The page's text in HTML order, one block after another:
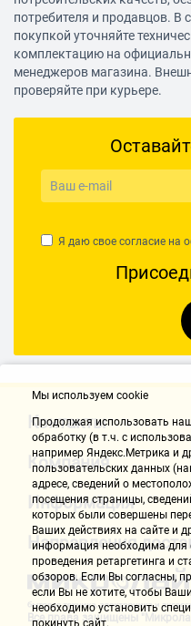
Достоинства:
Качество Супер
Ва Ки
05.02.2021, 13:41
Прочный прорезиненный
Маркета покупка стала не
Достоинства:
20.11.2020, 09:42
Достоинства:
3 года гарантии, не смотря
на деле в помещении било
свете. Малая погрешность
Недостатки:
Не работает с приёмником
китайскими аналогами и
пузырькового нивелира,
потребителя и продавцов. В
покупкой уточняйте
комплектацию на
менеджеров магазина.
проверяйте при курьере.
Я даю свое согласие на
Контакты
Компания
Информация
Направления
Все права защищены
Мы используем cookie
Продолжая использовать
обработку (в т.ч. с
например Яндекс.Метрика и
пользовательских данных
адресе, сведений о
посещения страницы,
которых были совершены
Ваших действиях на сайте и
информация необходима для
проведения ретаргетинга и
обзоров. Если Вы согласны,
если Вы не хотите, чтобы
необходимо установить
покинуть сайт.